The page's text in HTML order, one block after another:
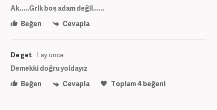
Ak.....Grlk boş adam değil......
Beğen
Cevapla
De get 1 ay önce
Demekki doğru yoldayız
Beğen
Cevapla Toplam4 beğeni